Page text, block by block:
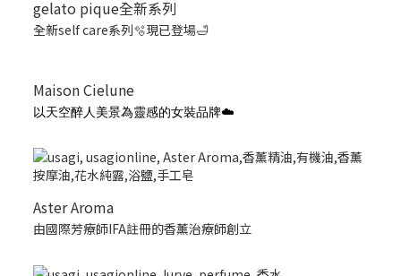
gelato pique全新系列
全新self care系列🫧現已登場🛁
Maison Cielune
以天空醉人美景為靈感的女裝品牌☁️
Aster Aroma
由國際芳療師IFA註冊的香薰治療師創立